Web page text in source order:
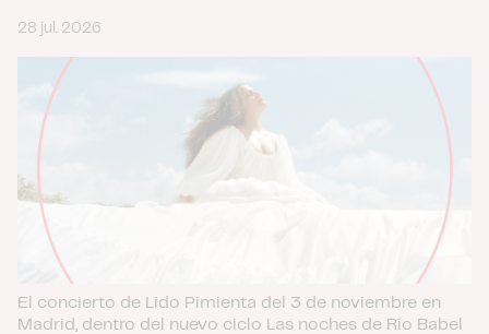
28 jul. 2026
El concierto de Lido Pimienta del 3 de noviembre en
Madrid, dentro del nuevo ciclo Las noches de Río Babel